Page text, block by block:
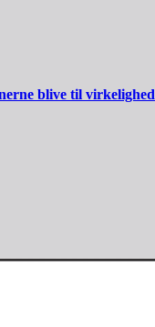
blive til virkelighed